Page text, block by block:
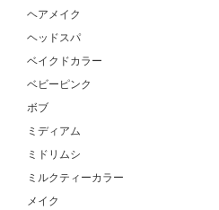
ヘアメイク
ヘッドスパ
ベイクドカラー
ベビーピンク
ボブ
ミディアム
ミドリムシ
ミルクティーカラー
メイク